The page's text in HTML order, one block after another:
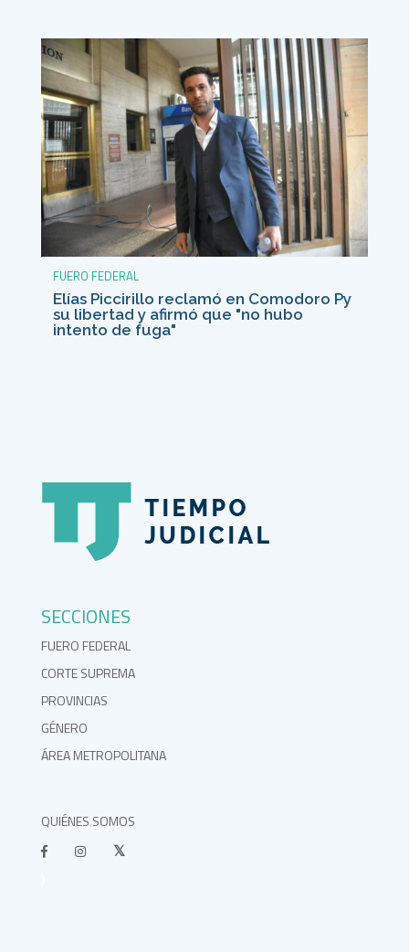
FUERO FEDERAL
Elías Piccirillo reclamó en Comodoro Py
su libertad y afirmó que "no hubo
intento de fuga"
SECCIONES
FUERO FEDERAL
CORTE SUPREMA
PROVINCIAS
GÉNERO
ÁREA METROPOLITANA
QUIÉNES SOMOS